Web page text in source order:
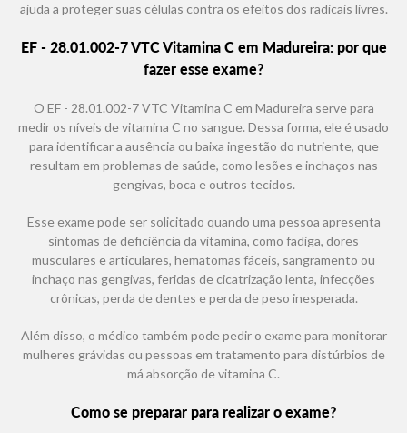
ajuda a proteger suas células contra os efeitos dos radicais livres.
EF - 28.01.002-7 VTC Vitamina C em Madureira: por que
fazer esse exame?
O EF - 28.01.002-7 VTC Vitamina C em Madureira serve para
medir os níveis de vitamina C no sangue. Dessa forma, ele é usado
para identificar a ausência ou baixa ingestão do nutriente, que
resultam em problemas de saúde, como lesões e inchaços nas
gengivas, boca e outros tecidos.
Esse exame pode ser solicitado quando uma pessoa apresenta
sintomas de deficiência da vitamina, como fadiga, dores
musculares e articulares, hematomas fáceis, sangramento ou
inchaço nas gengivas, feridas de cicatrização lenta, infecções
crônicas, perda de dentes e perda de peso inesperada.
Além disso, o médico também pode pedir o exame para monitorar
mulheres grávidas ou pessoas em tratamento para distúrbios de
má absorção de vitamina C.
Como se preparar para realizar o exame?